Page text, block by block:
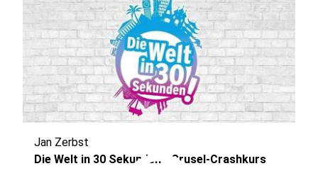
Jan Zerbst
Die Welt in 30 Sekunden - Grusel-Crashkurs